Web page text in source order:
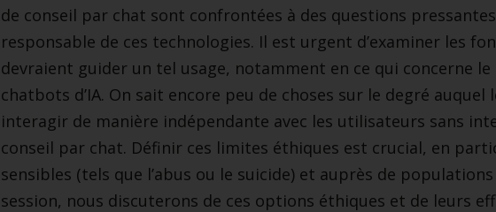
de conseil par chat sont confrontées à des questions
responsable de ces technologies. Il est urgent d’examiner les
devraient guider un tel usage, notamment en ce qui concerne le
chatbots d’IA. On sait encore peu de choses sur le degré auquel
interagir de manière indépendante avec les utilisateurs sans
conseil par chat. Définir ces limites éthiques est crucial, en
sensibles (tels que l’abus ou le suicide) et auprès de
session, nous discuterons de ces options éthiques et de leurs